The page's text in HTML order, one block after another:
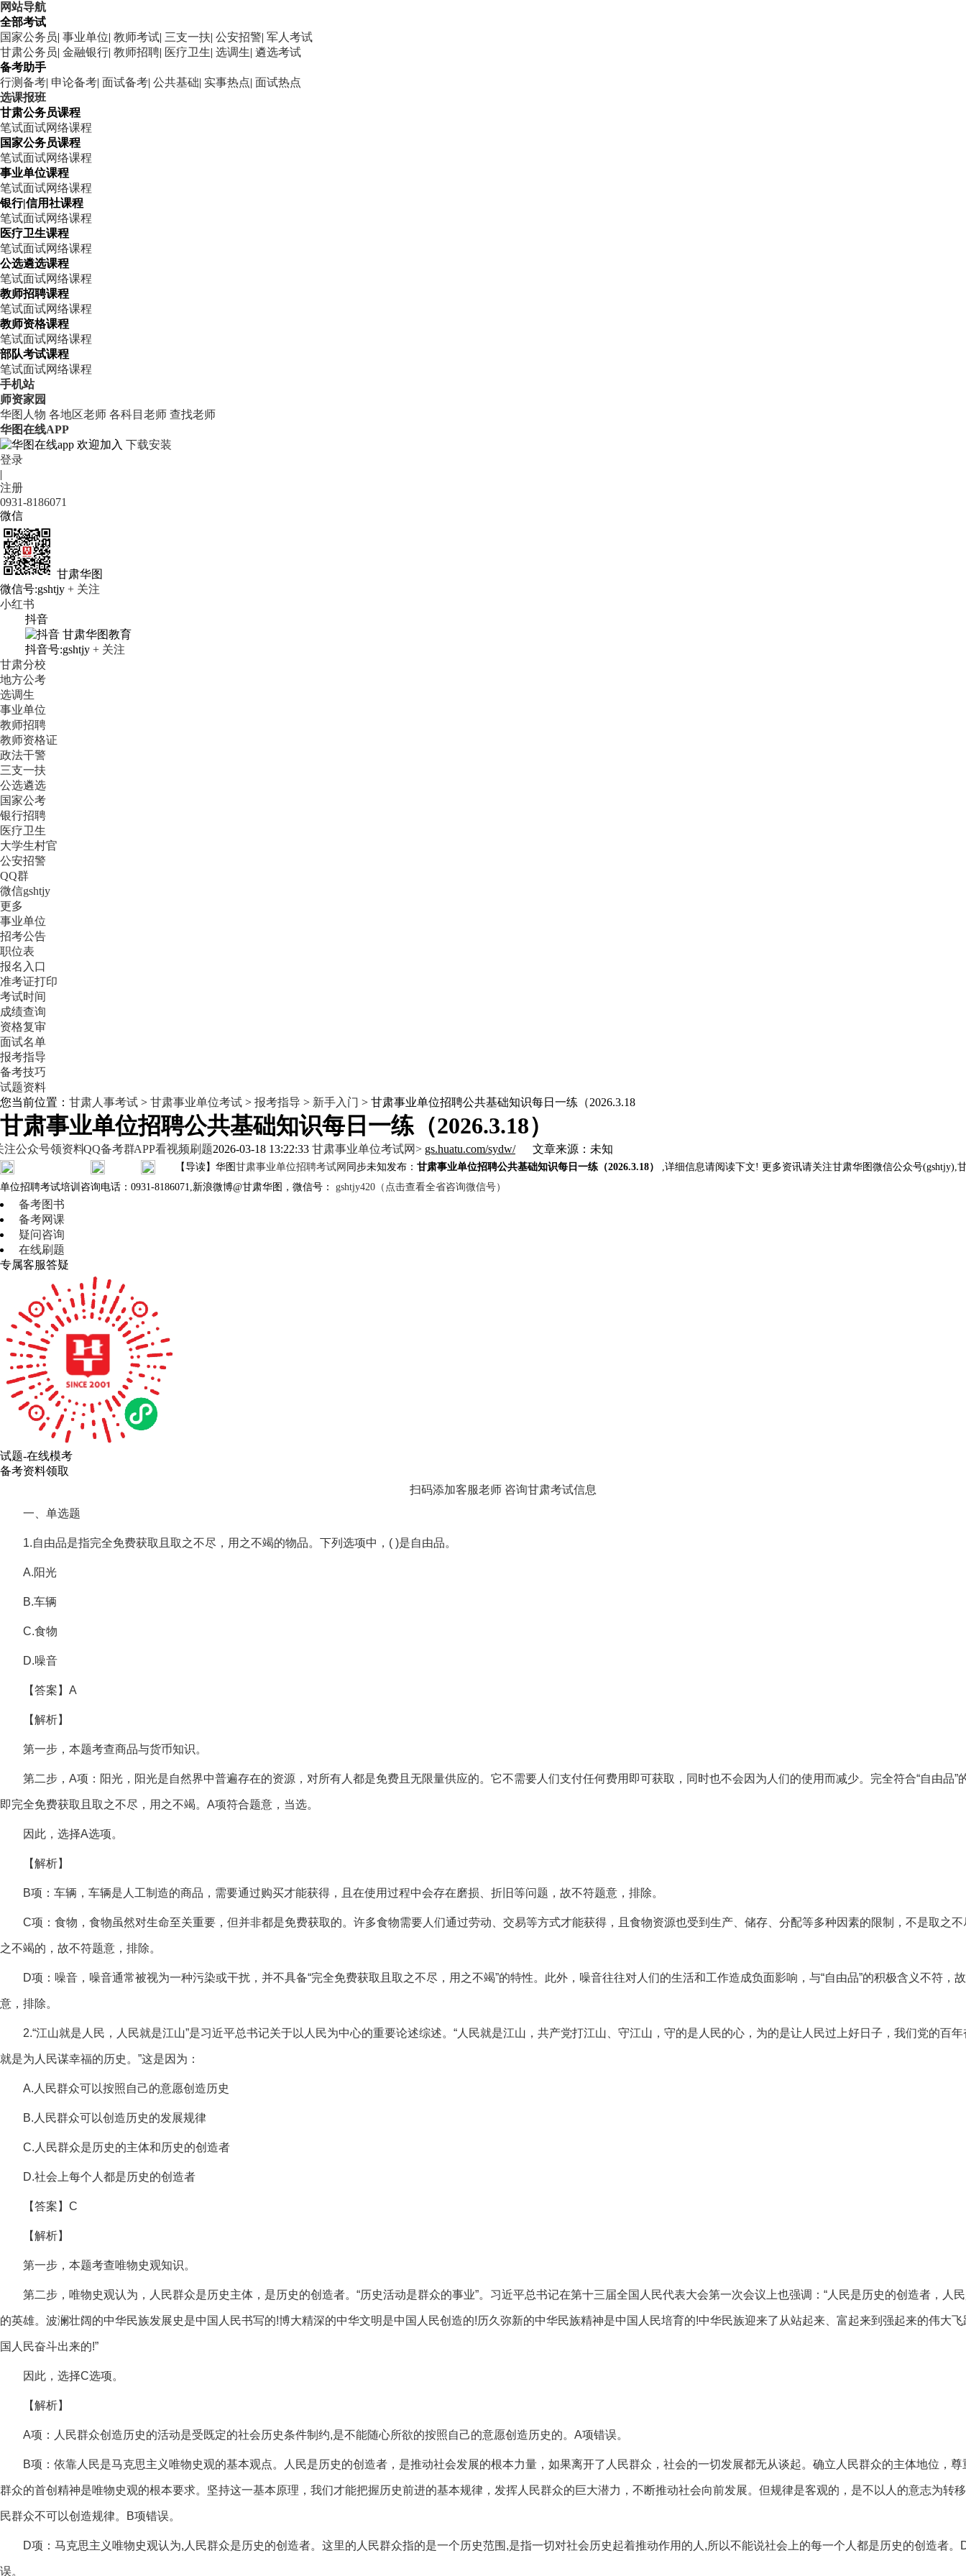
网站导航
全部考试
国家公务员| 事业单位| 教师考试| 三支一扶| 公安招警| 军人考试
甘肃公务员| 金融银行| 教师招聘| 医疗卫生| 选调生| 遴选考试
备考助手
行测备考| 申论备考| 面试备考| 公共基础| 实事热点| 面试热点
选课报班
甘肃公务员课程
笔试面试网络课程
国家公务员课程
笔试面试网络课程
事业单位课程
笔试面试网络课程
银行|信用社课程
笔试面试网络课程
医疗卫生课程
笔试面试网络课程
公选遴选课程
笔试面试网络课程
教师招聘课程
笔试面试网络课程
教师资格课程
笔试面试网络课程
部队考试课程
笔试面试网络课程
手机站
师资家园
华图人物 各地区老师 各科目老师 查找老师
华图在线APP
欢迎加入 下载安装
登录
|
注册
0931-8186071
微信
甘肃华图
微信号:gshtjy + 关注
小红书
抖音
甘肃华图教育
抖音号:gshtjy + 关注
甘肃分校
地方公考
选调生
事业单位
教师招聘
教师资格证
政法干警
三支一扶
公选遴选
国家公考
银行招聘
医疗卫生
大学生村官
公安招警
QQ群
微信gshtjy
更多
事业单位
招考公告
职位表
报名入口
准考证打印
考试时间
成绩查询
资格复审
面试名单
报考指导
备考技巧
试题资料
您当前位置： 甘肃人事考试 > 甘肃事业单位考试 > 报考指导 > 新手入门 > 甘肃事业单位招聘公共基础知识每日一练（2026.3.18
甘肃事业单位招聘公共基础知识每日一练（2026.3.18）
2026-03-18 13:22:33 甘肃事业单位考试网> gs.huatu.com/sydw/
注公众号领资料QQ备考群APP看视频刷题 文章来源：未知
【导读】华图 甘肃事业单位招聘考试网 同步未知发布： 甘肃事业单位招聘公共基础知识每日一练（2026.3.18）
,详细信息请阅读下文! 更多资讯请关注甘肃华图微信公众号(gshtjy),
单位招聘考试培训咨询电话：0931-8186071,新浪微博@甘肃华图，微信号： gshtjy420（点击查看全省咨询微信号）
备考图书
备考网课
疑问咨询
在线刷题
专属客服答疑
试题-在线模考
备考资料领取
扫码添加客服老师 咨询甘肃考试信息
一、单选题
1.自由品是指完全免费获取且取之不尽，用之不竭的物品。下列选项中，( )是自由品。
A.阳光
B.车辆
C.食物
D.噪音
【答案】A
【解析】
第一步，本题考查商品与货币知识。
第二步，A项：阳光，阳光是自然界中普遍存在的资源，对所有人都是免费且无限量供应的。它不需要人们支付任何费用即可获取，同时也不会因为人们的使用而减少。完全符合“自由品”
即完全免费获取且取之不尽，用之不竭。A项符合题意，当选。
因此，选择A选项。
【解析】
B项：车辆，车辆是人工制造的商品，需要通过购买才能获得，且在使用过程中会存在磨损、折旧等问题，故不符题意，排除。
C项：食物，食物虽然对生命至关重要，但并非都是免费获取的。许多食物需要人们通过劳动、交易等方式才能获得，且食物资源也受到生产、储存、分配等多种因素的限制，不是取之不
之不竭的，故不符题意，排除。
D项：噪音，噪音通常被视为一种污染或干扰，并不具备“完全免费获取且取之不尽，用之不竭”的特性。此外，噪音往往对人们的生活和工作造成负面影响，与“自由品”的积极含义不符，
意，排除。
2.“江山就是人民，人民就是江山”是习近平总书记关于以人民为中心的重要论述综述。“人民就是江山，共产党打江山、守江山，守的是人民的心，为的是让人民过上好日子，我们党的百
就是为人民谋幸福的历史。”这是因为：
A.人民群众可以按照自己的意愿创造历史
B.人民群众可以创造历史的发展规律
C.人民群众是历史的主体和历史的创造者
D.社会上每个人都是历史的创造者
【答案】C
【解析】
第一步，本题考查唯物史观知识。
第二步，唯物史观认为，人民群众是历史主体，是历史的创造者。“历史活动是群众的事业”。习近平总书记在第十三届全国人民代表大会第一次会议上也强调：“人民是历史的创造者，人
的英雄。波澜壮阔的中华民族发展史是中国人民书写的!博大精深的中华文明是中国人民创造的!历久弥新的中华民族精神是中国人民培育的!中华民族迎来了从站起来、富起来到强起来的伟大飞
国人民奋斗出来的!”
因此，选择C选项。
【解析】
A项：人民群众创造历史的活动是受既定的社会历史条件制约,是不能随心所欲的按照自己的意愿创造历史的。A项错误。
B项：依靠人民是马克思主义唯物史观的基本观点。人民是历史的创造者，是推动社会发展的根本力量，如果离开了人民群众，社会的一切发展都无从谈起。确立人民群众的主体地位，尊
群众的首创精神是唯物史观的根本要求。坚持这一基本原理，我们才能把握历史前进的基本规律，发挥人民群众的巨大潜力，不断推动社会向前发展。但规律是客观的，是不以人的意志为转
民群众不可以创造规律。B项错误。
D项：马克思主义唯物史观认为,人民群众是历史的创造者。这里的人民群众指的是一个历史范围,是指一切对社会历史起着推动作用的人,所以不能说社会上的每一个人都是历史的创造者。
误。